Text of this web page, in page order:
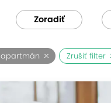
Zoradiť
apartmán Zrušiť filter